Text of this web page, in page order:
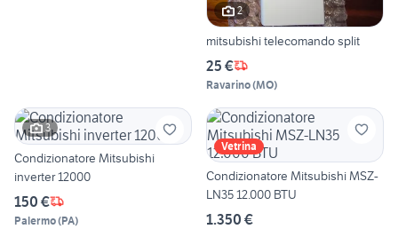
2
mitsubishi telecomando split
25 €
Ravarino(MO)
3
Condizionatore Mitsubishi
inverter 12000
150 €
Palermo(PA)
Vetrina
Condizionatore Mitsubishi MSZ-
LN35 12.000 BTU
1.350 €